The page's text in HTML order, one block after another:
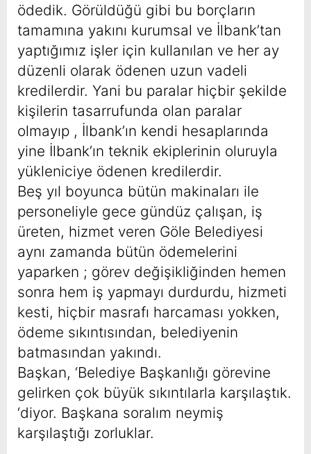
ödedik. Görüldüğü gibi bu borçların
tamamına yakını kurumsal ve İlbank’tan
yaptığımız işler için kullanılan ve her ay
düzenli olarak ödenen uzun vadeli
kredilerdir. Yani bu paralar hiçbir şekilde
kişilerin tasarrufunda olan paralar
olmayıp , İlbank’ın kendi hesaplarında
yine İlbank’ın teknik ekiplerinin oluruyla
yükleniciye ödenen kredilerdir.
Beş yıl boyunca bütün makinaları ile
personeliyle gece gündüz çalışan, iş
üreten, hizmet veren Göle Belediyesi
aynı zamanda bütün ödemelerini
yaparken ; görev değişikliğinden hemen
sonra hem iş yapmayı durdurdu, hizmeti
kesti, hiçbir masrafı harcaması yokken,
ödeme sıkıntısından, belediyenin
batmasından yakındı.
Başkan, ‘Belediye Başkanlığı görevine
gelirken çok büyük sıkıntılarla karşılaştık.
‘diyor. Başkana soralım neymiş
karşılaştığı zorluklar.